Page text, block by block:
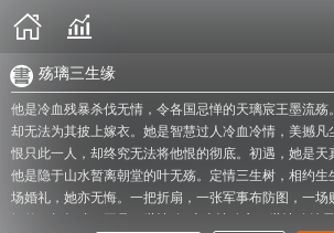
殇璃三生缘
他是冷血残暴杀伐无情，令各国忌惮的天璃宸王墨流殇
却无法为其披上嫁衣。她是智慧过人冷血冷情，美撼
恨只此一人，却终究无法将他恨的彻底。初遇，她是天
他是隐于山水暂离朝堂的叶无殇。定情三生树，相约
场婚礼，她亦无悔。一把折扇，一张军事布防图，一场